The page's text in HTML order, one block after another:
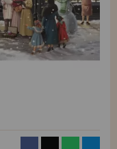
poderá fazer suas